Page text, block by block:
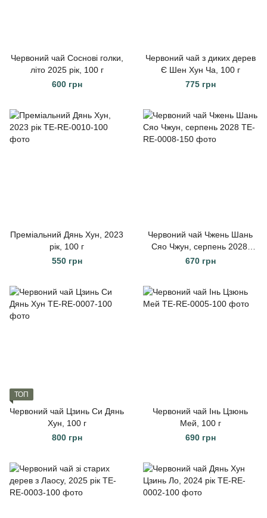
Червоний чай Соснові голки,
літо 2025 рік, 100 г
600 грн
Червоний чай з диких дерев
Є Шен Хун Ча, 100 г
775 грн
Преміальний Дянь Хун, 2023
рік, 100 г
550 грн
Червоний чай Чжень Шань
Сяо Чжун, серпень 2028,
150 г
670 грн
ТОП
Червоний чай Цзинь Си Дянь
Хун, 100 г
800 грн
Червоний чай Інь Цзюнь
Мей, 100 г
690 грн